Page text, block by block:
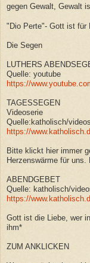
gegen Gewalt, Gewalt
"Dio Perte"- Gott ist für
Die Segen
LUTHERS
Quelle: youtube
https://
TAGESSEGEN
Videoserie
Quelle:katholisch/
https://
Bitte klickt hier immer
Herzenswärme für uns.
ABENDGEBET
Quelle: katholisch/
https://
Gott ist die Liebe, wer
ihm*
ZUM ANKLICKEN